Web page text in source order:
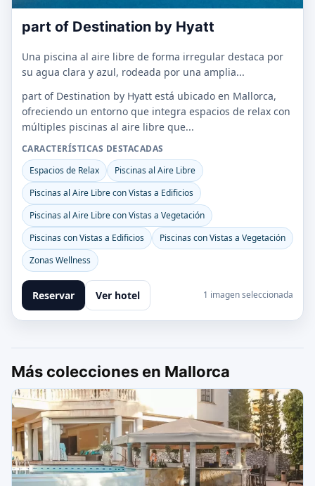
part of Destination by Hyatt
Una piscina al aire libre de forma irregular destaca por
su agua clara y azul, rodeada por una amplia...
part of Destination by Hyatt está ubicado en Mallorca,
ofreciendo un entorno que integra espacios de relax con
múltiples piscinas al aire libre que...
CARACTERÍSTICAS DESTACADAS
Espacios de Relax
Piscinas al Aire Libre
Piscinas al Aire Libre con Vistas a Edificios
Piscinas al Aire Libre con Vistas a Vegetación
Piscinas con Vistas a Edificios
Piscinas con Vistas a Vegetación
Zonas Wellness
Reservar Ver hotel 1 imagen seleccionada
Más colecciones en Mallorca